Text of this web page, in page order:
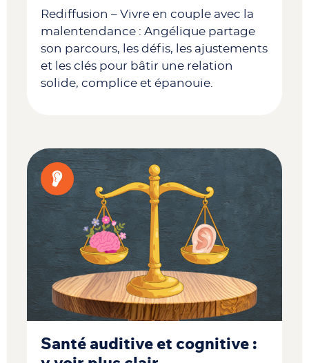
Rediffusion – Vivre en couple avec la
malentendance : Angélique partage
son parcours, les défis, les ajustements
et les clés pour bâtir une relation
solide, complice et épanouie.
Santé auditive et cognitive :